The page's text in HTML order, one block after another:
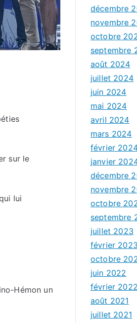
sur le
lui
Hémon un
décembre
novembre
octobre
septembre
août 2024
juillet 2024
juin 2024
mai 2024
avril 2024
mars 2024
février
janvier
décembre
novembre
octobre
septembre
juillet 2023
février 2023
octobre
juin 2022
février 2022
août 2021
juillet 2021